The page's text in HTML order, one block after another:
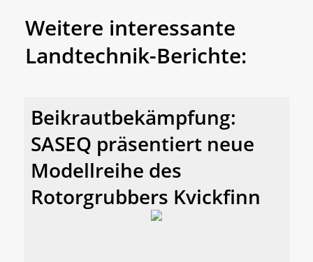
Weitere interessante
Landtechnik-Berichte:
Beikrautbekämpfung:
SASEQ präsentiert neue
Modellreihe des
Rotorgrubbers Kvickfinn